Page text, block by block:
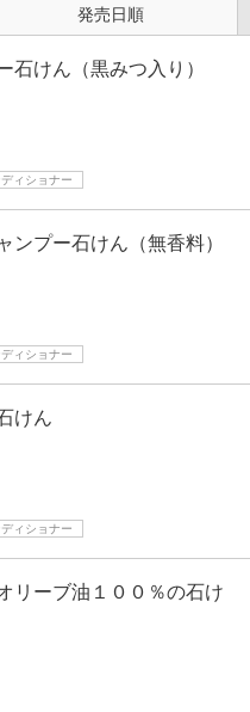
発売日順
石けん（黒みつ入り）
ィショナー
ンプー石けん（無香料）
ィショナー
けん
ィショナー
リーブ油１００％の石け